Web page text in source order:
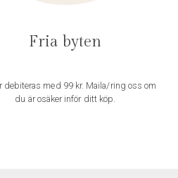
Fria byten
debiteras med 99 kr. Maila/ring oss om
du är osäker inför ditt köp.